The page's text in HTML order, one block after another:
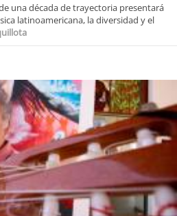
una década de trayectoria presentará
latinoamericana, la diversidad y el